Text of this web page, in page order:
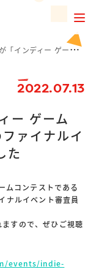
」（IGF）のファイナルイベント審査員に選出されました
2022.07.13
ー ゲーム
ァイナルイ
た
ムコンテストである
ナルイベント審査員
すので、ぜひご視聴
events/indie-